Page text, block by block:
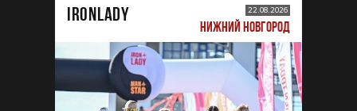
IRONLADY 22.08.2026
НИЖНИЙ НОВГОРОД